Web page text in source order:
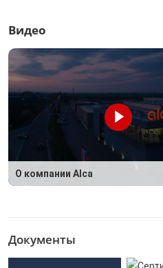
Видео
О компании Alca
Документы